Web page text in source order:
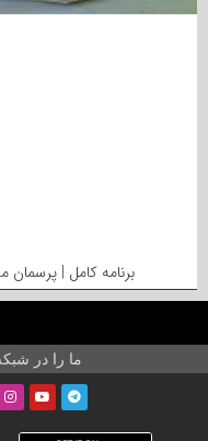
برنامه کامل | پرسمان مذاهب |
ما را در